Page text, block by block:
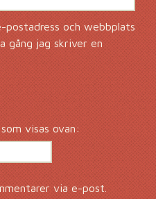
postadress och webbplats
gång jag skriver en
visas ovan:
via e-post.